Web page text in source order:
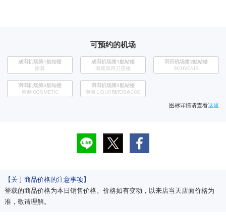
可预约的机场
成田机场第1航站楼
南翼
成田机场第1航站楼
南翼第四卫星楼
​羽田机场第2航站楼
SOUVENIR
羽田机场第3航站楼
南侧 COSMETIC
羽田机场第3航站楼
南侧 LIQUOR&TOBACCO
图标详情请查看这里
【关于商品价格的注意事项】
登载的商品价格为本日销售价格。价格如有变动，以来店当天店面价格为
准，敬请理解。